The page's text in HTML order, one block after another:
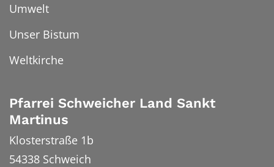
Umwelt
Unser Bistum
Weltkirche
Pfarrei Schweicher Land Sankt
Martinus
Klosterstraße 1b
54338 Schweich